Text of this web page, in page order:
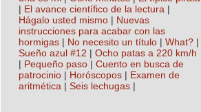
El avance científico de la lectura
Hágalo usted mismo
Nuevas
instrucciones para acabar con las
hormigas
No necesito un título What?
Sueño azul #12
Ocho patas a 220 km/h
Pequeño paso
Cuento en busca de
patrocinio
Horóscopos
Examen de
aritmética
Seis lechugas